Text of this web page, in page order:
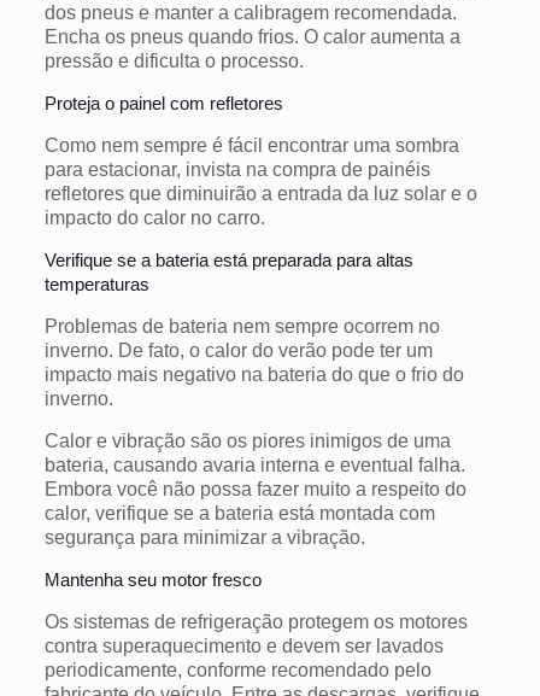
dos pneus e manter a calibragem recomendada.
Encha os pneus quando frios. O calor aumenta a
pressão e dificulta o processo.
Proteja o painel com refletores
Como nem sempre é fácil encontrar uma sombra
para estacionar, invista na compra de painéis
refletores que diminuirão a entrada da luz solar e o
impacto do calor no carro.
Verifique se a bateria está preparada para altas
temperaturas
Problemas de bateria nem sempre ocorrem no
inverno. De fato, o calor do verão pode ter um
impacto mais negativo na bateria do que o frio do
inverno.
Calor e vibração são os piores inimigos de uma
bateria, causando avaria interna e eventual falha.
Embora você não possa fazer muito a respeito do
calor, verifique se a bateria está montada com
segurança para minimizar a vibração.
Mantenha seu motor fresco
Os sistemas de refrigeração protegem os motores
contra superaquecimento e devem ser lavados
periodicamente, conforme recomendado pelo